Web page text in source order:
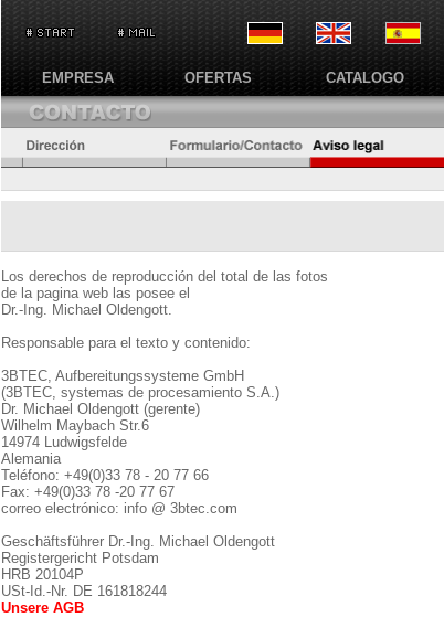
EMPRESA OFERTAS CATALOGO
Los derechos de reproducción del total de las fotos
de la pagina web las posee el
Dr.-Ing. Michael Oldengott.
Responsable para el texto y contenido:
3BTEC, Aufbereitungssysteme GmbH
(3BTEC, systemas de procesamiento S.A.)
Dr. Michael Oldengott (gerente)
Wilhelm Maybach Str.6
14974 Ludwigsfelde
Alemania
Teléfono: +49(0)33 78 - 20 77 66
Fax: +49(0)33 78 -20 77 67
correo electrónico: info @ 3btec.com
Geschäftsführer Dr.-Ing. Michael Oldengott
Registergericht Potsdam
HRB 20104P
USt-Id.-Nr. DE 161818244
Unsere AGB